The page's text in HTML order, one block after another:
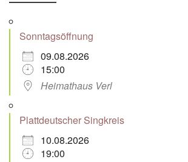
Sonntagsöffnung
09.08.2026
15:00
Heimathaus Verl
Plattdeutscher Singkreis
10.08.2026
19:00